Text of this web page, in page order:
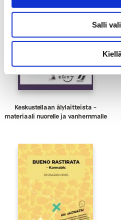
Salli
Keskustellaan älylaitteista –
materiaali nuorelle ja vanhemmalle